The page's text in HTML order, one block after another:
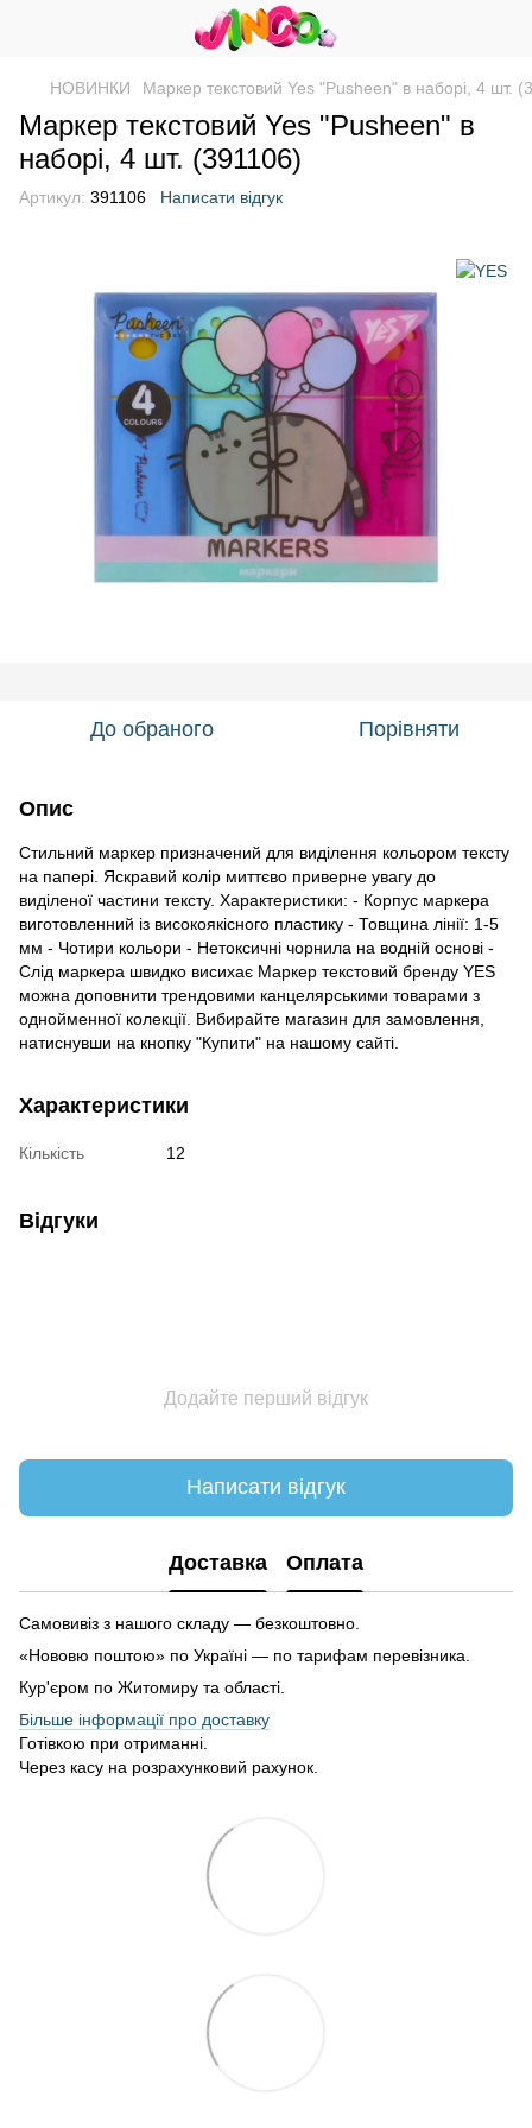
НОВИНКИ Маркер текстовий Yes "Pusheen" в наборі, 4 шт.
Маркер текстовий Yes "Pusheen" в
наборі, 4 шт. (391106)
Артикул: 391106 Написати відгук
До обраного Порівняти
Опис
Стильний маркер призначений для виділення кольором тексту
на папері. Яскравий колір миттєво приверне увагу до
виділеної частини тексту. Характеристики: - Корпус маркера
виготовленний із високоякісного пластику - Товщина лінії: 1-5
мм - Чотири кольори - Нетоксичні чорнила на водній основі -
Слід маркера швидко висихає Маркер текстовий бренду YES
можна доповнити трендовими канцелярськими товарами з
однойменної колекції. Вибирайте магазин для замовлення,
натиснувши на кнопку "Купити" на нашому сайті.
Характеристики
Кількість 12
Відгуки
Додайте перший відгук
Написати відгук
Доставка Оплата
Самовивіз з нашого складу — безкоштовно.
«Нововю поштою» по Україні — по тарифам перевізника.
Кур'єром по Житомиру та області.
Більше інформації про доставку
Готівкою при отриманні.
Через касу на розрахунковий рахунок.